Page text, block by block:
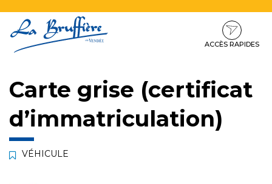
au
contenu
au
ACCÈS RAPIDES
Carte grise (certificat
d’immatriculation)
VÉHICULE